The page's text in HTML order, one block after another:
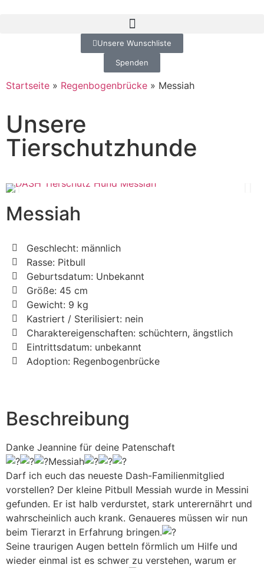
Unsere Wunschliste
Spenden
Startseite » Regenbogenbrücke » Messiah
Unsere
Tierschutzhunde
Messiah
Geschlecht: männlich
Rasse: Pitbull
Geburtsdatum: Unbekannt
Größe: 45 cm
Gewicht: 9 kg
Kastriert / Sterilisiert: nein
Charaktereigenschaften: schüchtern, ängstlich
Eintrittsdatum: unbekannt
Adoption: Regenbogenbrücke
Beschreibung
Danke Jeannine für deine Patenschaft
Messiah
Darf ich euch das neueste Dash-Familienmitglied
vorstellen? Der kleine Pitbull Messiah wurde in Messini
gefunden. Er ist halb verdurstet, stark unterernährt und
wahrscheinlich auch krank. Genaueres müssen wir nun
beim Tierarzt in Erfahrung bringen.
Seine traurigen Augen betteln förmlich um Hilfe und
wieder einmal ist es schwer zu verstehen, warum er